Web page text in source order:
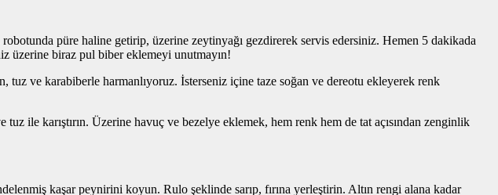
püre haline getirip, üzerine zeytinyağı gezdirerek servis edersiniz. Hemen 5 dakikada
üzerine biraz pul biber eklemeyi unutmayın!
tuz ve karabiberle harmanlıyoruz. İsterseniz içine taze soğan ve dereotu ekleyerek renk
ile karıştırın. Üzerine havuç ve bezelye eklemek, hem renk hem de tat açısından zenginlik
kaşar peynirini koyun. Rulo şeklinde sarıp, fırına yerleştirin. Altın rengi alana kadar